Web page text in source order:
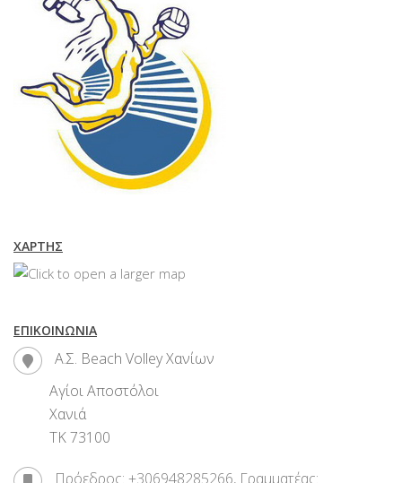
ΧΆΡΤΗΣ
ΕΠΙΚΟΙΝΩΝΊΑ
Α.Σ. Beach Volley Χανίων
Αγίοι Αποστόλοι
Χανιά
ΤΚ 73100
Πρόεδρος: +306948285266, Γραμματέας: